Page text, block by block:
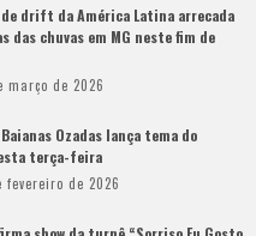
de drift da América Latina arrecada
das chuvas em MG neste fim de
março de 2026
Ozadas lança tema do
terça-feira
fevereiro de 2026